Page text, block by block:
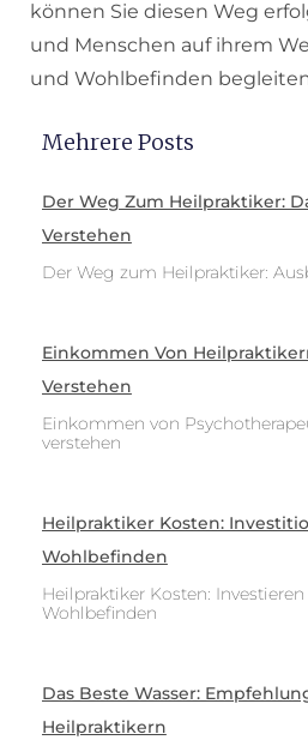
können Sie diesen Weg
und Menschen auf ihrem
und Wohlbefinden
Mehrere Posts
Der Weg Zum Heilpraktiker:
Verstehen
Der Weg zum Heilpraktiker:
Einkommen Von
Verstehen
Einkommen von
verstehen
Heilpraktiker Kosten:
Wohlbefinden
Heilpraktiker Kosten:
Wohlbefinden
Das Beste Wasser:
Heilpraktikern